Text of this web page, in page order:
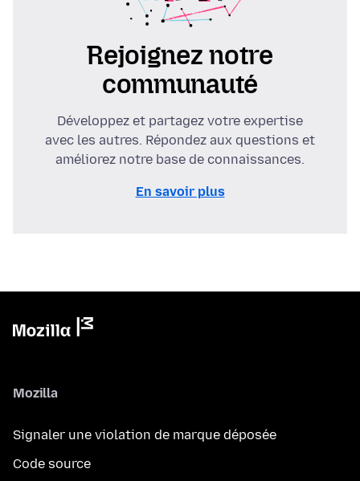
Rejoignez notre
communauté
Développez et partagez votre expertise
avec les autres. Répondez aux questions et
améliorez notre base de connaissances.
En savoir plus
Mozilla
Signaler une violation de marque déposée
Code source